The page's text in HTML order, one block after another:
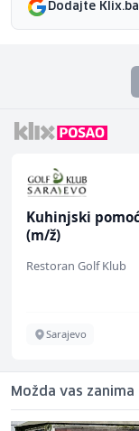
Dodajte
Kuhinjski
(m/ž)
Restoran Golf Klub
Sarajevo
Možda vas zanima